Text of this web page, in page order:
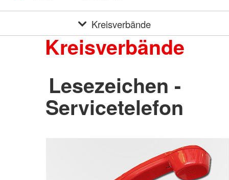
Kreisverbände
Kreisverbände
Lesezeichen -
Servicetelefon